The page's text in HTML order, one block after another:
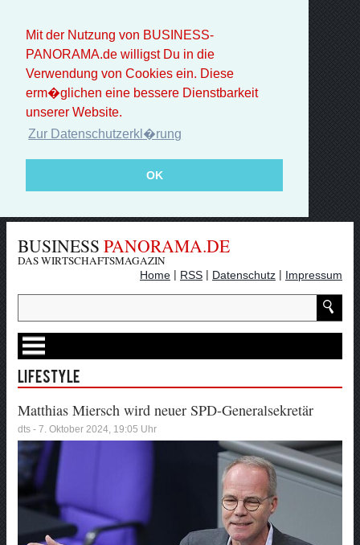
Mit der Nutzung von BUSINESS-
PANORAMA.de willigst Du in die
Verwendung von Cookies ein. Diese
erm�glichen eine bessere Dienstbarkeit
unserer Website.
Zur Datenschutzerkl�rung
OK
BUSINESS PANORAMA.DE
DAS WIRTSCHAFTSMAGAZIN
Home | RSS | Datenschutz | Impressum
Lifestyle
Matthias Miersch wird neuer SPD-Generalsekretär
dts - 7. Oktober 2024, 19:05 Uhr